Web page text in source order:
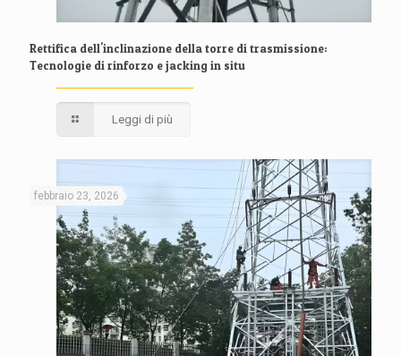
Rettifica dell'inclinazione della torre di trasmissione:
Tecnologie di rinforzo e jacking in situ
Leggi di più
febbraio 23, 2026